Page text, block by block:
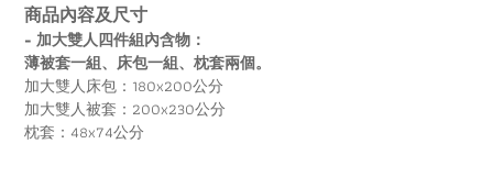
商品內容及尺寸
- 加大雙人四件組內含物：
薄被套一組、床包一組、枕套兩個。
加大雙人床包：180x200公分
加大雙人被套：200x230公分
枕套：48x74公分